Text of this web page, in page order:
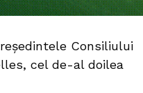
Consiliului
cel de-al doilea